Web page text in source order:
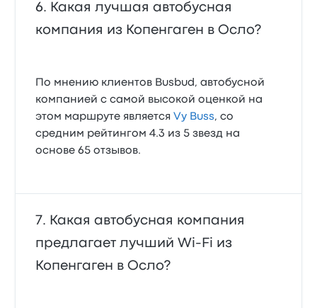
Какая лучшая автобусная
компания из Копенгаген в Осло?
По мнению клиентов Busbud, автобусной
компанией с самой высокой оценкой на
этом маршруте являетсяVy Buss, со
средним рейтингом 4.3 из 5 звезд на
основе 65 отзывов.
Какая автобусная компания
предлагает лучший Wi‑Fi из
Копенгаген в Осло?